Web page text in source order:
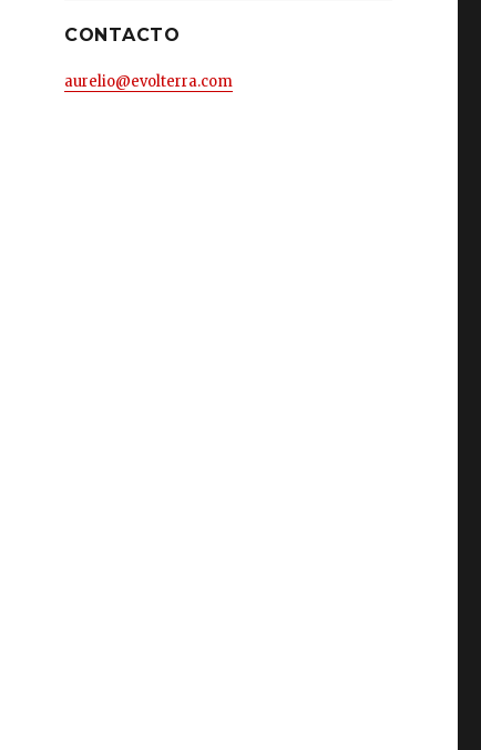
CONTACTO
aurelio@evolterra.com